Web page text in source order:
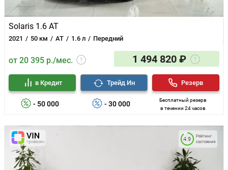
Solaris 1.6 AT
2021 50 км AT 1.6 л Передний
от 20 395 р./мес. 1 494 820 ₽
- 50 000
в Кредит
- 30 000
Трейд Ин
Бесплатный резерв
в течении 24 часов
Резерв
Рейтинг
состояния
4.9